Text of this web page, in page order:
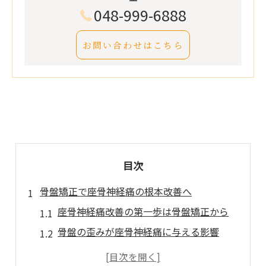
048-999-6888
お問い合わせはこちら
目次
骨盤矯正で座骨神経痛の根本改善へ
座骨神経痛改善の第一歩は骨盤矯正から
骨盤の歪みが座骨神経痛に与える影響
骨盤矯正の効果で痛みの根本を見直す